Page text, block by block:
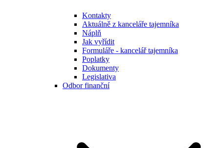
Kontakty
Aktuálně z kanceláře tajemníka
Náplň
Jak vyřídit
Formuláře - kancelář tajemníka
Poplatky
Dokumenty
Legislativa
Odbor finanční